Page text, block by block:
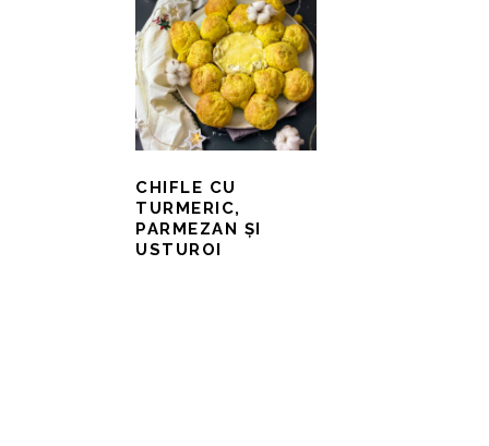
CHIFLE CU
TURMERIC,
PARMEZAN ȘI
USTUROI